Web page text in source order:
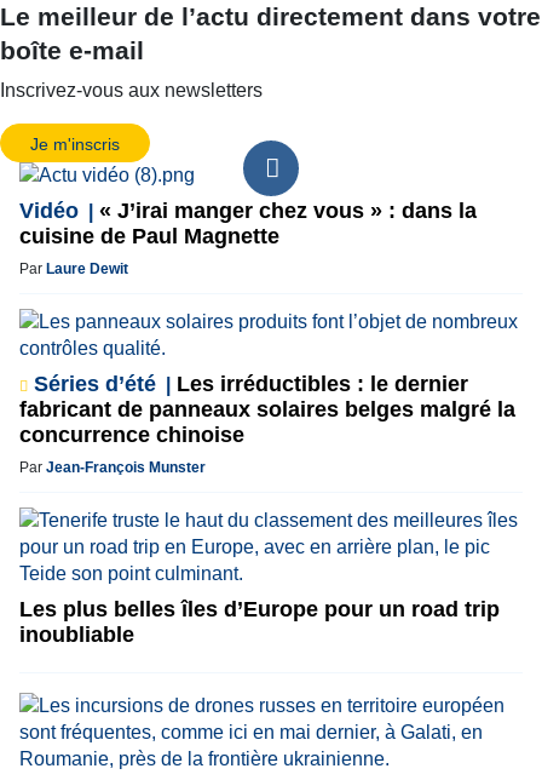
Le meilleur de l’actu directement dans votre
boîte e-mail
Inscrivez-vous aux newsletters
Je m'inscris
Vidéo
« J’irai manger chez vous » : dans la
cuisine de Paul Magnette
Par Laure Dewit
Séries d’été
Les irréductibles : le dernier
fabricant de panneaux solaires belges malgré la
concurrence chinoise
Par Jean-François Munster
Les plus belles îles d’Europe pour un road trip
inoubliable